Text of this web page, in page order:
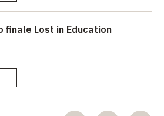
finale Lost in Education